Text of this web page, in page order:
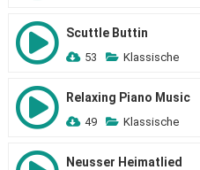
Scuttle Buttin
53 Klassische
Relaxing Piano Music
49 Klassische
Neusser Heimatlied